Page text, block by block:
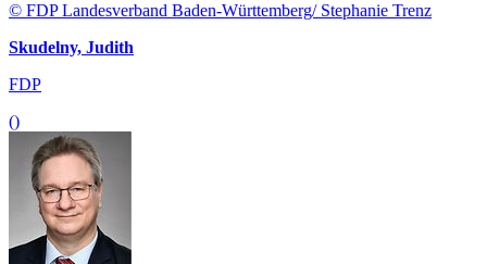
© FDP Landesverband Baden-Württemberg/ Stephanie Trenz
Skudelny, Judith
FDP
()